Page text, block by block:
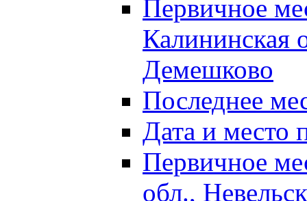
Первичное
Калининская
Демешково
Последнее
Дата и место
Первичное
обл.,